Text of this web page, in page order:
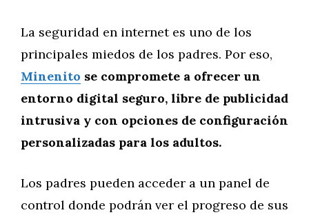
La seguridad en internet es uno de los
principales miedos de los padres. Por eso,
Minenito se compromete a ofrecer un
entorno digital seguro, libre de publicidad
intrusiva y con opciones de configuración
personalizadas para los adultos.
Los padres pueden acceder a un panel de
control donde podrán ver el progreso de sus